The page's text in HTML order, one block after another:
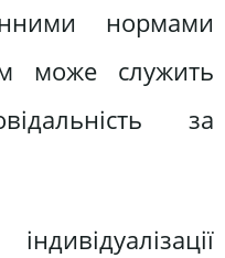
нормами
може служить
за